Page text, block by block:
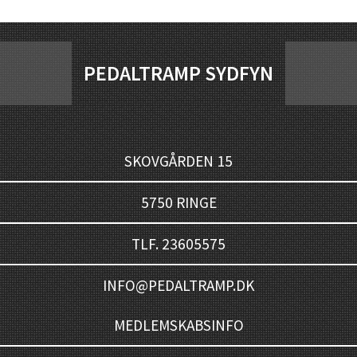
PEDALTRAMP SYDFYN
SKOVGÅRDEN 15
5750 RINGE
TLF. 23605575
INFO@PEDALTRAMP.DK
MEDLEMSKABSINFO